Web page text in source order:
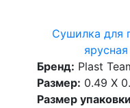
Сушилка для
Бренд: Plast
Размер: 0.49 X
Размер